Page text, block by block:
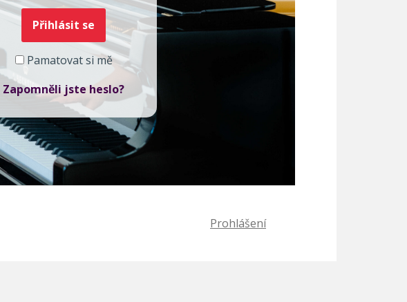
Pamatovat si mě
Zapomněli jste heslo?
Prohlášení